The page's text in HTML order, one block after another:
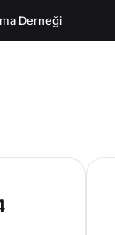
Derneği